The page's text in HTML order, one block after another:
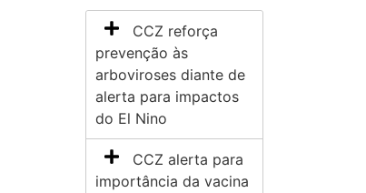
CCZ reforça
prevenção às
arboviroses diante de
alerta para impactos
do El Nino
CCZ alerta para
importância da vacina